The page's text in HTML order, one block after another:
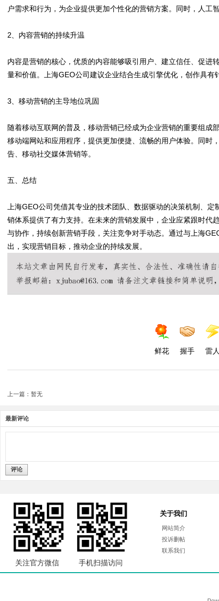
户需求和行为，为企业提供更加个性化的营销方案。同时，人工
2、内容营销的持续升温
内容是营销的核心，优质的内容能够吸引用户、建立信任、促
量和价值。上海GEO公司建议企业结合生成引擎优化，创作具
3、移动营销的主导地位巩固
随着移动互联网的普及，移动营销已经成为企业营销的重要组
移动端网站和应用程序，提供更加便捷、流畅的用户体验。同时
告、移动社交媒体营销等。
五、总结
上海GEO公司凭借其专业的技术团队、数据驱动的决策机制、
销体系提供了有力支持。在未来的营销发展中，企业应紧跟时代
与协作，持续创新营销手段，关注竞争对手动态。通过与上海
出，实现营销目标，推动企业的持续发展。
鲜花 握手 雷
上一篇：暂无
最新评论
评论
关注官方微信 手机扫描访问
关于我们
网站简介
投诉删帖
联系我们